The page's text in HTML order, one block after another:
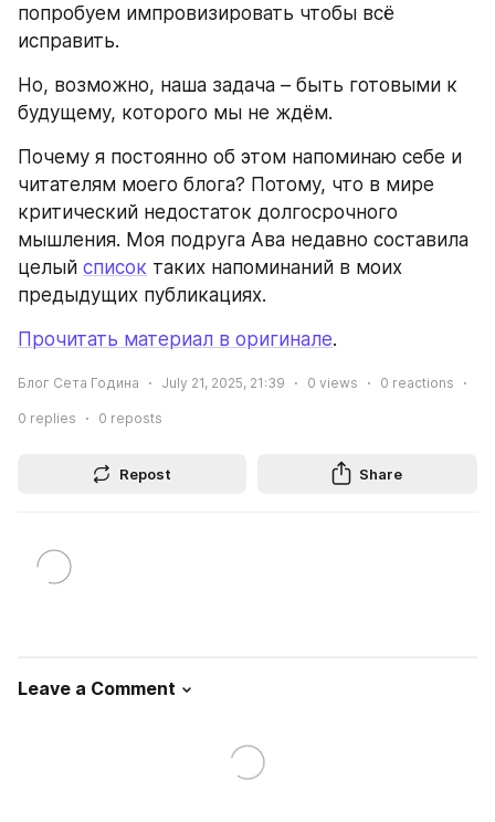
попробуем импровизировать чтобы всё
исправить.
Но, возможно, наша задача – быть готовыми к
будущему, которого мы не ждём.
Почему я постоянно об этом напоминаю себе и
читателям моего блога? Потому, что в мире
критический недостаток долгосрочного
мышления. Моя подруга Ава недавно составила
целый список таких напоминаний в моих
предыдущих публикациях.
Прочитать материал в оригинале.
Блог Сета Година July 21, 2025, 21:39 0 views 0 reactions
0 replies 0 reposts
Repost Share
Leave a Comment